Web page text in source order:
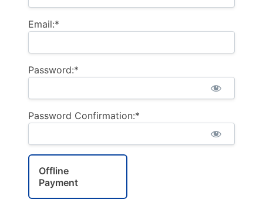
Email:*
Password:*
Password Confirmation:*
Offline
Payment